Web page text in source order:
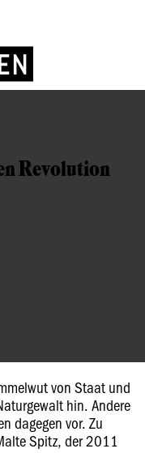
Revolution
von Staat und
hin. Andere
dagegen vor. Zu
Spitz, der 2011